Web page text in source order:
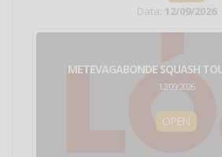
Data: 12/09/2026
METEVAGABONDE SQUASH
12/09/2026
OPEN